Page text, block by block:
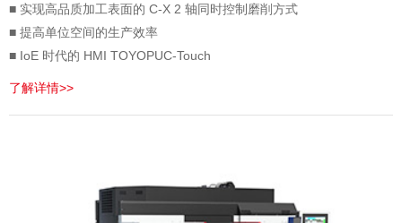
■ 实现高品质加工表面的 C-X 2 轴同时控制磨削方式
■ 提高单位空间的生产效率
■ IoE 时代的 HMI TOYOPUC-Touch
了解详情>>